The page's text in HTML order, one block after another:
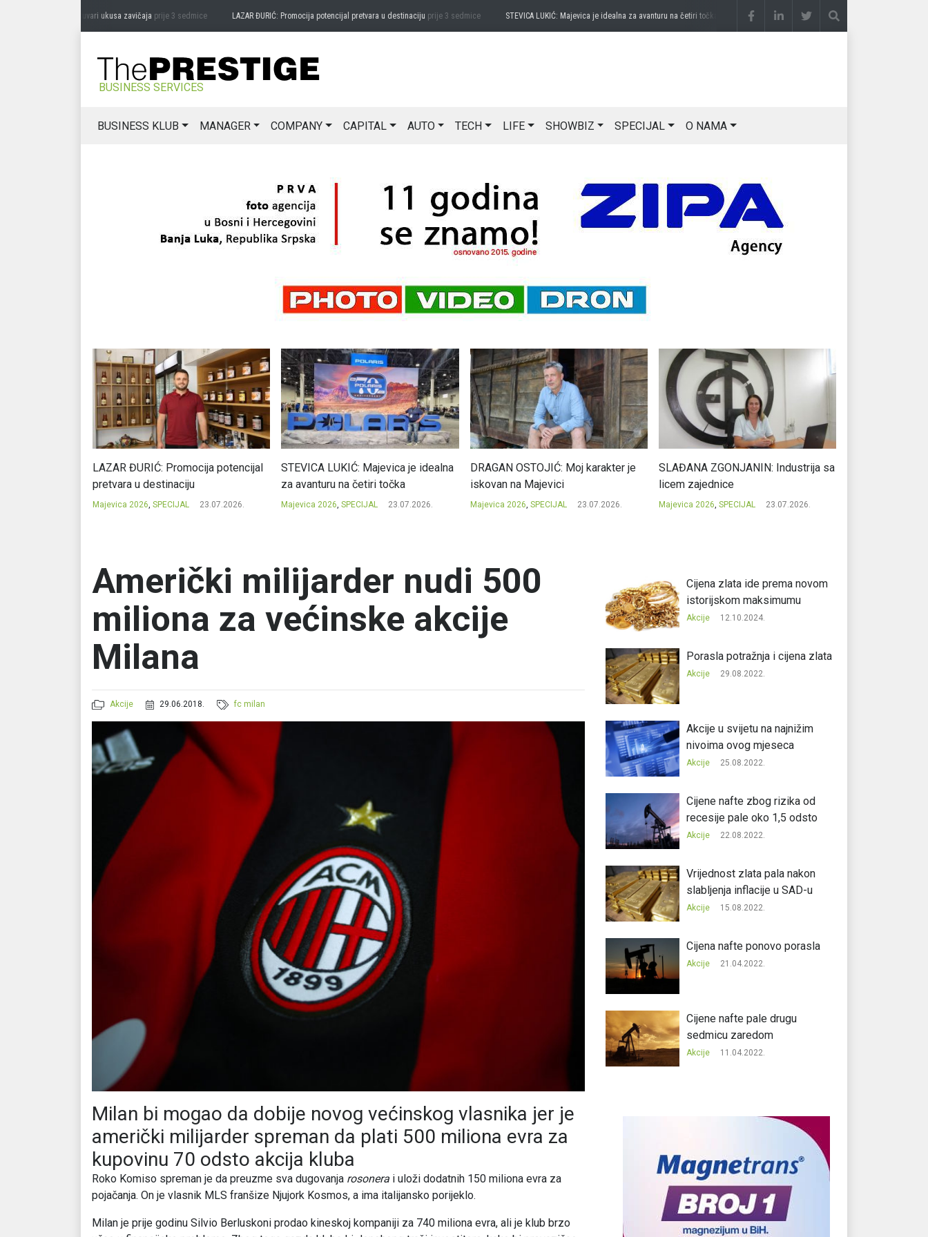
MIĆANOVIĆ: Čuvari ukusa zavičajaprije 3 sedmice LAZAR ĐURIĆ: Promocija potencijal pretvara u destinacijuprije 3 sedmice STEVICA LUKIĆ: Majevica je idealna za avanturu na četiri točkaprije 3 sedmice DRAGAN OSTOJIĆ: Moj karakter je
BUSINESS SERVICES
BUSINESS KLUB MANAGER COMPANY CAPITAL AUTO TECH LIFE SHOWBIZ SPECIJAL O NAMA
LAZAR ĐURIĆ: Promocija potencijal
pretvara u destinaciju
Majevica 2026, SPECIJAL 23.07.2026.
STEVICA LUKIĆ: Majevica je idealna
za avanturu na četiri točka
Majevica 2026, SPECIJAL 23.07.2026.
DRAGAN OSTOJIĆ: Moj karakter je
iskovan na Majevici
Majevica 2026, SPECIJAL 23.07.2026.
SLAĐANA ZGONJANIN: Industrija sa
licem zajednice
Majevica 2026, SPECIJAL 23.07.2026.
Američki milijarder nudi 500
miliona za većinske akcije
Milana
Akcije 29.06.2018. fc milan
Milan bi mogao da dobije novog većinskog vlasnika jer je
američki milijarder spreman da plati 500 miliona evra za
kupovinu 70 odsto akcija kluba
Roko Komiso spreman je da preuzme sva dugovanja rosonera i uloži dodatnih 150 miliona evra za
pojačanja. On je vlasnik MLS franšize Njujork Kosmos, a ima italijansko porijeklo.
Milan je prije godinu Silvio Berluskoni prodao kineskoj kompaniji za 740 miliona evra, ali je klub brzo
Cijena zlata ide prema novom
istorijskom maksimumu
Akcije 12.10.2024.
Porasla potražnja i cijena zlata
Akcije 29.08.2022.
Akcije u svijetu na najnižim
nivoima ovog mjeseca
Akcije 25.08.2022.
Cijene nafte zbog rizika od
recesije pale oko 1,5 odsto
Akcije 22.08.2022.
Vrijednost zlata pala nakon
slabljenja inflacije u SAD-u
Akcije 15.08.2022.
Cijena nafte ponovo porasla
Akcije 21.04.2022.
Cijene nafte pale drugu
sedmicu zaredom
Akcije 11.04.2022.